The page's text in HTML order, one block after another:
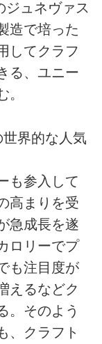
ジュネヴァス
造で培った
してクラフ
る、ユニー
界的な人気
も参入して
高まりを受
急成長を遂
ロリーでプ
も注目度が
えるなどク
。そのよう
、クラフト